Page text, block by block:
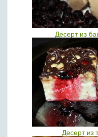
Десерт из
Десерт из